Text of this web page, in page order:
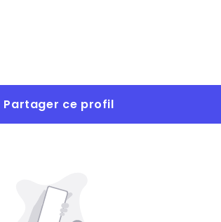
Partager ce profil